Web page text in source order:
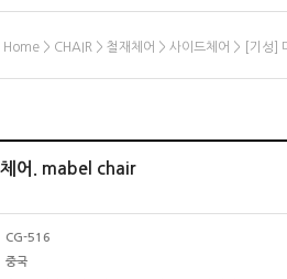
Home > CHAIR > 철재체어 > 사이드체어 > [기성]
체어. mabel chair
CG-516
중국